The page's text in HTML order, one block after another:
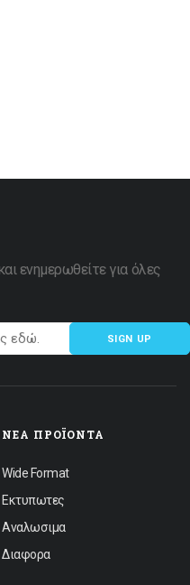
ενημερωθείτε για όλες
SIGN UP
ΝΈΑ ΠΡΟΪΌΝΤΑ
Wide Format
Εκτυπωτες
Αναλωσιμα
Διαφορα